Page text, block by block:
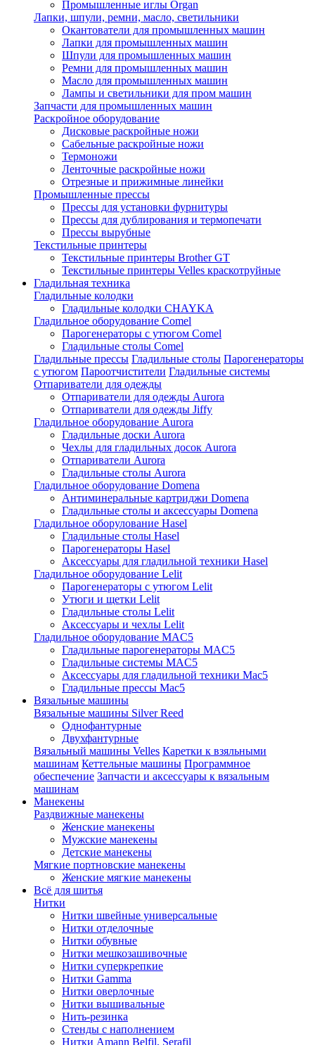
Промышленные иглы Organ
Лапки, шпули, ремни, масло, светильники
Окантователи для промышленных машин
Лапки для промышленных машин
Шпули для промышленных машин
Ремни для промышленных машин
Масло для промышленных машин
Лампы и светильники для пром машин
Запчасти для промышленных машин
Раскройное оборудование
Дисковые раскройные ножи
Сабельные раскройные ножи
Термоножи
Ленточные раскройные ножи
Отрезные и прижимные линейки
Промышленные прессы
Прессы для установки фурнитуры
Прессы для дублирования и термопечати
Прессы вырубные
Текстильные принтеры
Текстильные принтеры Brother GT
Текстильные принтеры Velles краскотруйные
Гладильная техника
Гладильные колодки
Гладильные колодки CHAYKA
Гладильное оборудование Comel
Парогенераторы с утюгом Comel
Гладильные столы Comel
Гладильные прессы Гладильные столы Парогенераторы
с утюгом Пароотчистители Гладильные системы
Отпариватели для одежды
Отпариватели для одежды Aurora
Отпариватели для одежды Jiffy
Гладильное оборудование Aurora
Гладильные доски Aurora
Чехлы для гладильных досок Aurora
Отпариватели Aurora
Гладильные столы Aurora
Гладильное оборудование Domena
Антиминеральные картриджи Domena
Гладильные столы и аксессуары Domena
Гладильное оборулование Hasel
Гладильные столы Hasel
Парогенераторы Hasel
Аксессуары для гладильной техники Hasel
Гладильное оборудование Lelit
Парогенераторы с утюгом Lelit
Утюги и щетки Lelit
Гладильные столы Lelit
Аксессуары и чехлы Lelit
Гладильное оборудование MAC5
Гладильные парогенераторы MAC5
Гладильные системы MAC5
Аксессуары для гладильной техники Mac5
Гладильные прессы Mac5
Вязальные машины
Вязальные машины Silver Reed
Однофантурные
Двухфантурные
Вязальный машины Velles Каретки к взяльными
машинам Кеттельные машины Программное
обеспечение Запчасти и аксессуары к вязальным
машинам
Манекены
Раздвижные манекены
Женские манекены
Мужские манекены
Детские манекены
Мягкие портновские манекены
Женские мягкие манекены
Всё для шитья
Нитки
Нитки швейные универсальные
Нитки отделочные
Нитки обувные
Нитки мешкозашивочные
Нитки суперкрепкие
Нитки Gamma
Нитки оверлочные
Нитки вышивальные
Нить-резинка
Стенды с наполнением
Нитки Amann Belfil, Serafil